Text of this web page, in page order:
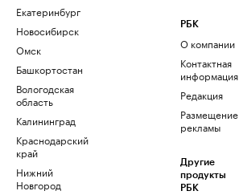
Екатеринбург
Новосибирск
Омск
Башкортостан
Вологодская
область
Калининград
Краснодарский
край
Нижний
Новгород
РБК
О компании
Контактная
информация
Редакция
Размещение
рекламы
Другие
продукты
РБК